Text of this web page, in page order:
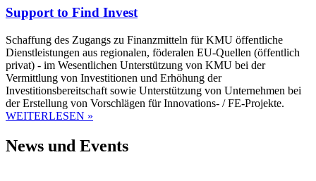
Support to Find Invest
Schaffung des Zugangs zu Finanzmitteln für KMU öffentliche
Dienstleistungen aus regionalen, föderalen EU-Quellen (öffentlich
privat) - im Wesentlichen Unterstützung von KMU bei der
Vermittlung von Investitionen und Erhöhung der
Investitionsbereitschaft sowie Unterstützung von Unternehmen bei
der Erstellung von Vorschlägen für Innovations- / FE-Projekte.
WEITERLESEN »
News und Events